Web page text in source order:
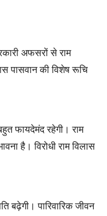
अफसरों से राम
पासवान की विशेष रूचि
फायदेमंद रहेगी। राम
है। विरोधी राम विलास
बढ़ेगी। पारिवारिक जीवन